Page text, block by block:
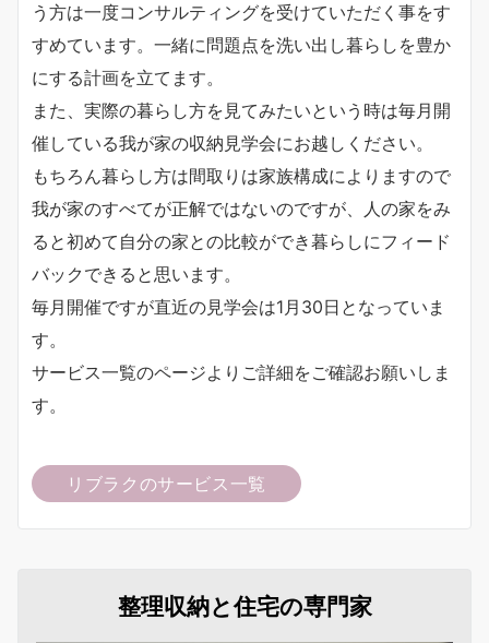
う方は一度コンサルティングを受けていただく事をす
すめています。一緒に問題点を洗い出し暮らしを豊か
にする計画を立てます。
また、実際の暮らし方を見てみたいという時は毎月開
催している我が家の収納見学会にお越しください。
もちろん暮らし方は間取りは家族構成によりますので
我が家のすべてが正解ではないのですが、人の家をみ
ると初めて自分の家との比較ができ暮らしにフィード
バックできると思います。
毎月開催ですが直近の見学会は1月30日となっていま
す。
サービス一覧のページよりご詳細をご確認お願いしま
す。
リブラクのサービス一覧
整理収納と住宅の専門家